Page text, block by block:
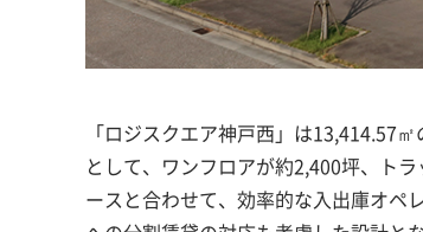
「ロジスクエア神戸西」は13,414.57
として、ワンフロアが約2,400坪、ト
ースと合わせて、効率的な入出庫オペ